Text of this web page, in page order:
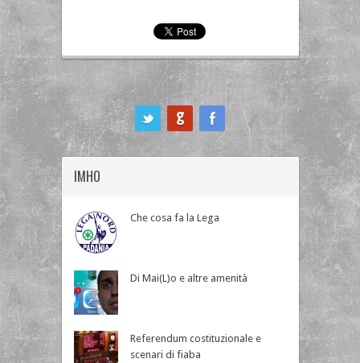
IMHO
Che cosa fa la Lega
Di Mai(L)o e altre amenità
Referendum costituzionale e
scenari di fiaba